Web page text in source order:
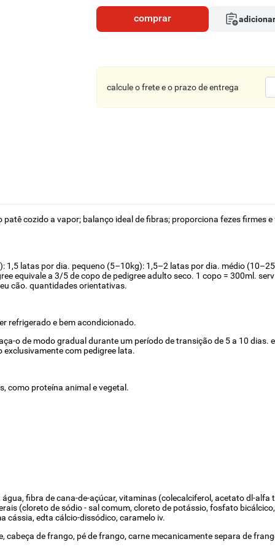
comprar
calcule o frete e o prazo de entrega
cozido a vapor; balanço ideal de fibras; proporciona fezes firmes
1,5 latas por dia. pequeno (5–10kg): 1,5–2 latas por dia. médio
equivale a 3/5 de copo de pedigree adulto seco. 1 copo = 300ml.
cão. quantidades orientativas.
refrigerado e bem acondicionado.
o de modo gradual durante um período de transição de 5 a 10
com pedigree lata.
como proteína animal e vegetal.
fibra de cana-de-açúcar, vitaminas (colecalciferol, acetato dl-
(cloreto de sódio - sal comum, cloreto de potássio, fosfato
cássia, edta cálcio-dissódico, caramelo iv.
cabeça de frango, pé de frango, carne mecanicamente separa de